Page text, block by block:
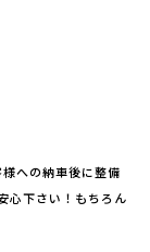
への納車後に整備
心下さい！もちろん